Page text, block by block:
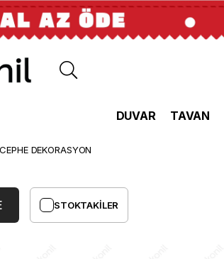
DUVAR TAVAN
DEKORASYON
STOKTAKILER